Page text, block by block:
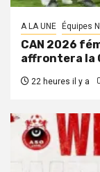
A LA UNE Équipes
CAN 2026
affrontera la
22 heures il y a